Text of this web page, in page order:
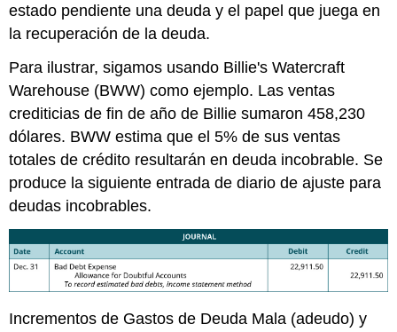
estado pendiente una deuda y el papel que juega en
la recuperación de la deuda.
Para ilustrar, sigamos usando Billie's Watercraft
Warehouse (BWW) como ejemplo. Las ventas
crediticias de fin de año de Billie sumaron 458,230
dólares. BWW estima que el 5% de sus ventas
totales de crédito resultarán en deuda incobrable. Se
produce la siguiente entrada de diario de ajuste para
deudas incobrables.
Incrementos de Gastos de Deuda Mala (adeudo) y